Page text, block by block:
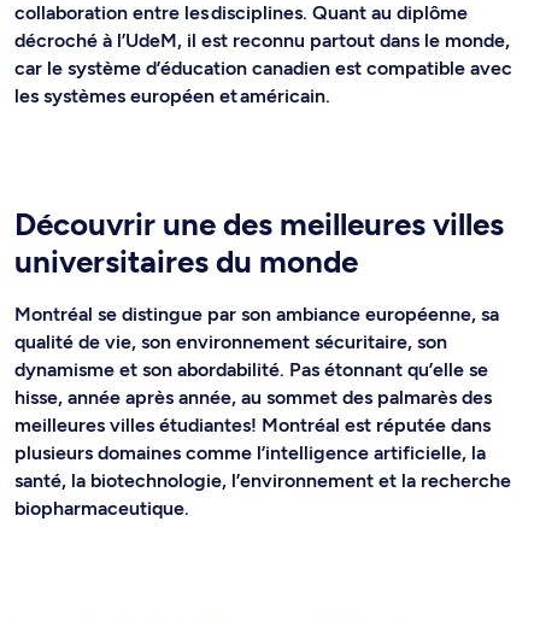
collaboration entre les disciplines. Quant au diplôme
décroché à l’UdeM, il est reconnu partout dans le monde,
car le système d’éducation canadien est compatible avec
les systèmes européen et américain.
Découvrir une des meilleures villes
universitaires du monde
Montréal se distingue par son ambiance européenne, sa
qualité de vie, son environnement sécuritaire, son
dynamisme et son abordabilité. Pas étonnant qu’elle se
hisse, année après année, au sommet des palmarès des
meilleures villes étudiantes! Montréal est réputée dans
plusieurs domaines comme l’intelligence artificielle, la
santé, la biotechnologie, l’environnement et la recherche
biopharmaceutique.